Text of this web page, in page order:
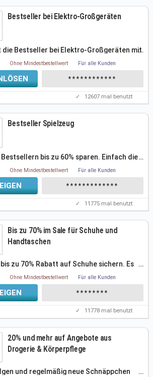
Bestseller bei Elektro-Großgeräten
Bestseller bei Elektro-Großgeräten mit…
Ohne Mindestbestellwert Für alle Kunden
************
✓ 12607 mal benutzt
Bestseller Spielzeug
bis zu 60% sparen. Einfach die…
Ohne Mindestbestellwert Für alle Kunden
*************
✓ 11775 mal benutzt
Bis zu 70% im Sale für Schuhe und
Handtaschen
zu 70% Rabatt auf Schuhe sichern. Es
…
Ohne Mindestbestellwert Für alle Kunden
********
✓ 11778 mal benutzt
20% und mehr auf Angebote aus
Drogerie & Körperpflege
und regelmäßig neue Schnäppchen
…